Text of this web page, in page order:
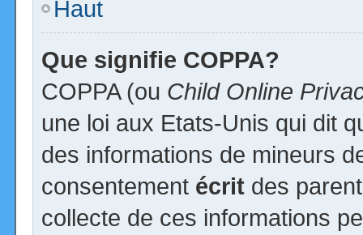
Haut
Que signifie COPPA?
COPPA (ou Child Online
une loi aux Etats-Unis qui dit
des informations de mineurs
consentement écrit des
collecte de ces informations